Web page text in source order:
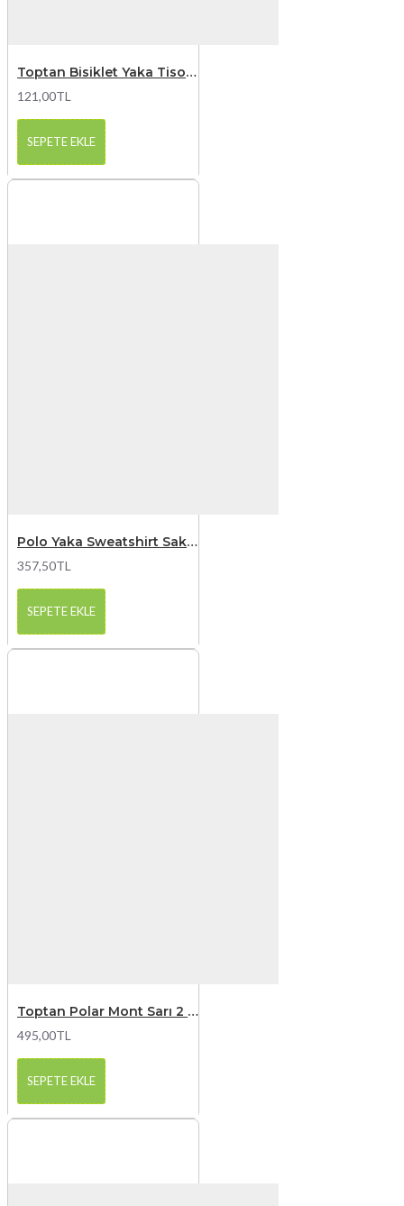
Toptan Bisiklet Yaka Tisort Mavi
121,00TL
SEPETE EKLE
Polo Yaka Sweatshirt Saks Mavi
357,50TL
SEPETE EKLE
Toptan Polar Mont Sarı 2 Cepli
495,00TL
SEPETE EKLE